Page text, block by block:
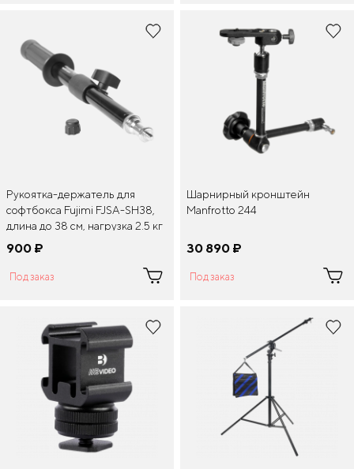
Рукоятка-держатель для
софтбокса Fujimi FJSA-SH38,
длина до 38 см, нагрузка 2.5 кг
900 ¤
Под заказ
Шарнирный кронштейн
Manfrotto 244
30 890 ¤
Под заказ